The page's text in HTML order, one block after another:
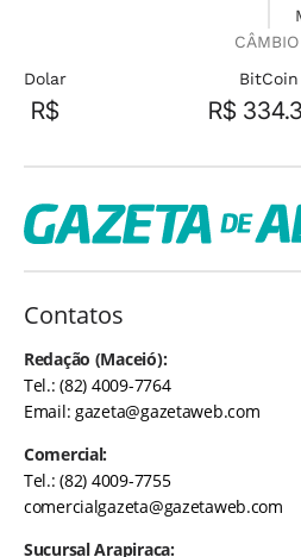
CÂMBIO
Dolar
R$
BitCoin
R$
Contatos
Redação (Maceió):
Tel.: (82) 4009-7764
Email:gazeta@gazetaweb.com
Comercial:
Tel.: (82) 4009-7755
comercialgazeta@gazetaweb.com
Sucursal Arapiraca: